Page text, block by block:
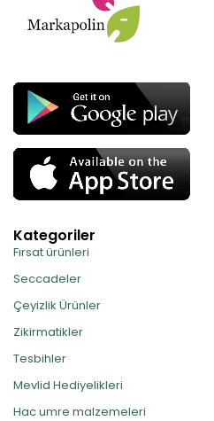
Kategoriler
Fırsat ürünleri
Seccadeler
Çeyizlik Ürünler
Zikirmatikler
Tesbihler
Mevlid Hediyelikleri
Hac umre malzemeleri